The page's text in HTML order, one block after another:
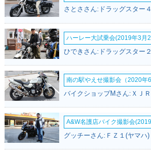
ハーレー大試乗会(2019年3月
ひできさん:ドラッグスター
南の駅やえせ撮影会（2020年6
バイクショップMさん:ＸＪ
A&W名護店バイク撮影会
グッチーさん:ＦＺ１(ヤマハ)